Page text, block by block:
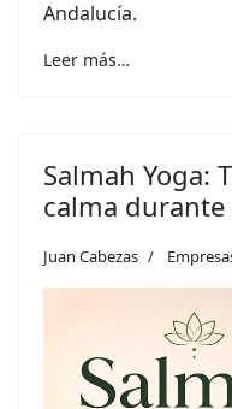
Andalucía.
Leer más…
Salmah Yoga:
calma
Juan Cabezas